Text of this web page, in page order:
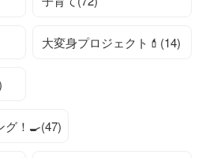
大変身プロジェクト💄(14)
グ！🍳(47)